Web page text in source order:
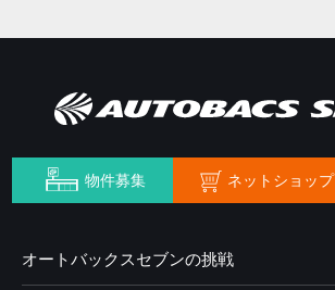
物件募集 ネットショップ
オートバックスセブンの挑戦